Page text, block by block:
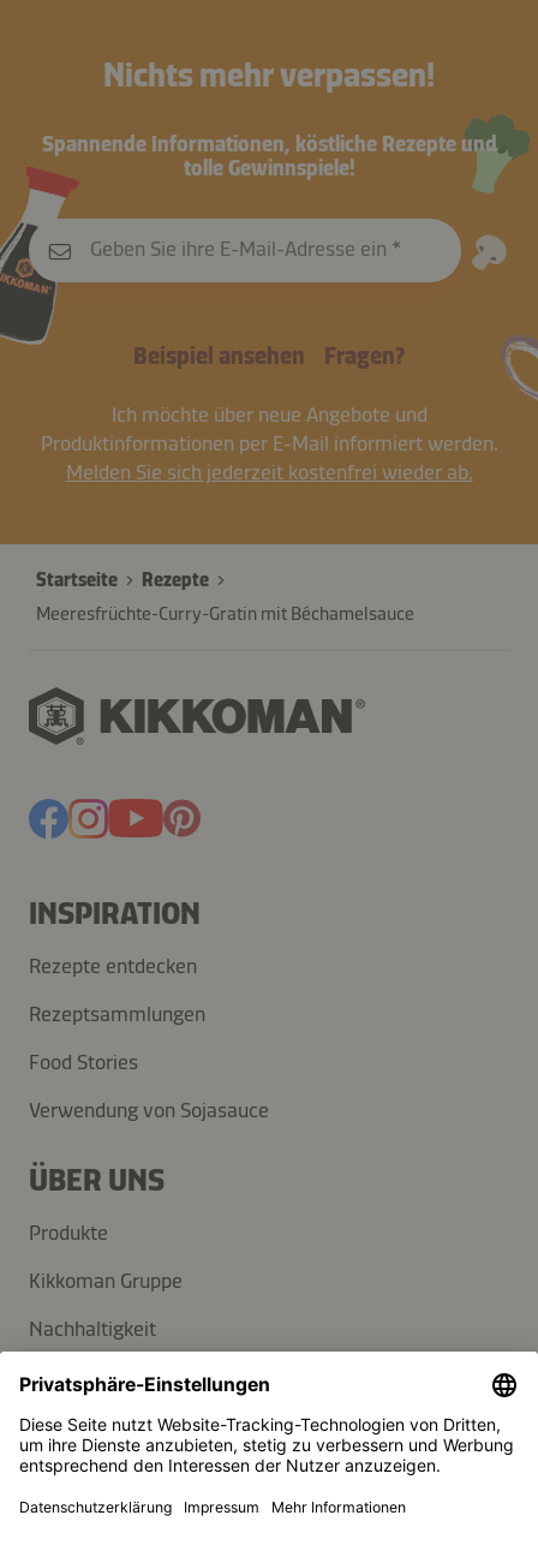
Nichts mehr verpassen!
Spannende Informationen, köstliche Rezepte und
tolle Gewinnspiele!
Geben Sie ihre E-Mail-Adresse ein
Beispiel ansehen Fragen?
Ich möchte über neue Angebote und
Produktinformationen per E-Mail informiert werden.
Melden Sie sich jederzeit kostenfrei wieder ab.
Startseite
Rezepte
Meeresfrüchte-Curry-Gratin mit Béchamelsauce
INSPIRATION
Rezepte entdecken
Rezeptsammlungen
Food Stories
Verwendung von Sojasauce
ÜBER UNS
Produkte
Kikkoman Gruppe
Nachhaltigkeit
KUNDENSERVICE
FAQ
Kontakt